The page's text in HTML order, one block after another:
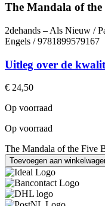
The Mandala of
2dehands – Als Nieuw /
Engels / 9781899579167
Uitleg over de
€ 24,50
Op voorraad
Op voorraad
The Mandala of the Five
Toevoegen aan